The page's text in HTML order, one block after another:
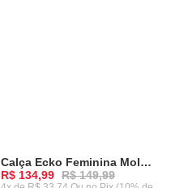
-10%
Calça Ecko Feminina Moletom Off White
R$ 134,99 R$ 149,99